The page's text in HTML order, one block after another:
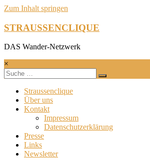
Zum Inhalt springen
STRAUSSENCLIQUE
DAS Wander-Netzwerk
×
Straussenclique
Über uns
Kontakt
Impressum
Datenschutzerklärung
Presse
Links
Newsletter